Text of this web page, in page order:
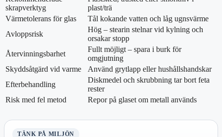
skrapverktyg
plast/trä
Värmetolerans för glas
Tål kokande vatten och låg ugnsvärme
Avloppsrisk
Hög – stearin stelnar vid kylning och
orsakar stopp
Återvinningsbarhet
Fullt möjligt – spara i burk för
omgjutning
Skyddsåtgärd vid varme
Använd grytlapp eller hushållshandskar
Efterbehandling
Diskmedel och skrubbning tar bort feta
rester
Risk med fel metod
Repor på glaset om metall används
TÄNK PÅ MILJÖN